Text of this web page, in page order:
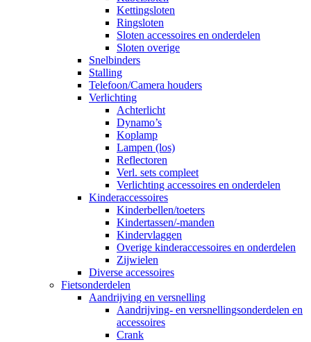
Kettingsloten
Ringsloten
Sloten accessoires en onderdelen
Sloten overige
Snelbinders
Stalling
Telefoon/Camera houders
Verlichting
Achterlicht
Dynamo’s
Koplamp
Lampen (los)
Reflectoren
Verl. sets compleet
Verlichting accessoires en onderdelen
Kinderaccessoires
Kinderbellen/toeters
Kindertassen/-manden
Kindervlaggen
Overige kinderaccessoires en onderdelen
Zijwielen
Diverse accessoires
Fietsonderdelen
Aandrijving en versnelling
Aandrijving- en versnellingsonderdelen en
accessoires
Crank